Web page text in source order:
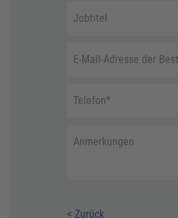
Jobtitel
E-Mail-Adresse der
Telefon*
Anmerkungen
< Zurück